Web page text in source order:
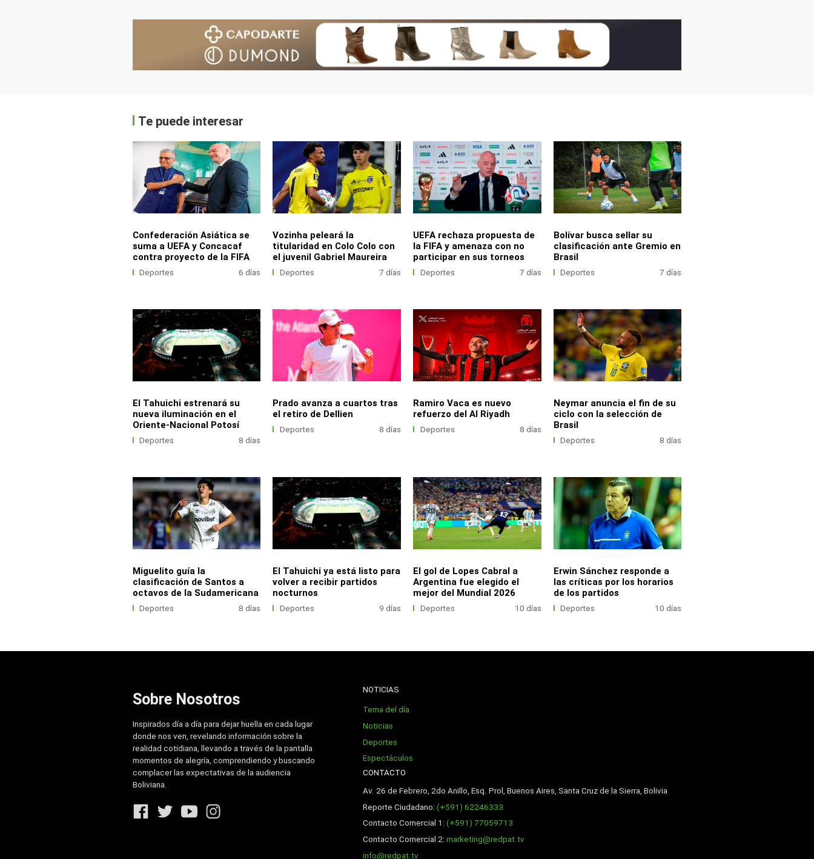
Te puede interesar
Confederación Asiática se
suma a UEFA y Concacaf
contra proyecto de la FIFA
Deportes 6 días
Vozinha peleará la
titularidad en Colo Colo con
el juvenil Gabriel Maureira
Deportes 7 días
UEFA rechaza propuesta de
la FIFA y amenaza con no
participar en sus torneos
Deportes 7 días
Bolívar busca sellar su
clasificación ante Gremio en
Brasil
Deportes 7 días
El Tahuichi estrenará su
nueva iluminación en el
Oriente-Nacional Potosí
Deportes 8 días
Prado avanza a cuartos tras
el retiro de Dellien
Deportes 8 días
Ramiro Vaca es nuevo
refuerzo del Al Riyadh
Deportes 8 días
Neymar anuncia el fin de su
ciclo con la selección de
Brasil
Deportes 8 días
Miguelito guía la
clasificación de Santos a
octavos de la Sudamericana
Deportes 8 días
El Tahuichi ya está listo para
volver a recibir partidos
nocturnos
Deportes 9 días
El gol de Lopes Cabral a
Argentina fue elegido el
mejor del Mundial 2026
Deportes 10 días
Erwin Sánchez responde a
las críticas por los horarios
de los partidos
Deportes 10 días
Sobre Nosotros
Inspirados día a día para dejar huella en cada lugar
donde nos ven, revelando información sobre la
realidad cotidiana, llevando a través de la pantalla
momentos de alegría, comprendiendo y buscando
complacer las expectativas de la audiencia
Boliviana.
NOTICIAS
Tema del día
Noticias
Deportes
Espectáculos
CONTACTO
Av. 26 de Febrero, 2do Anillo, Esq. Prol, Buenos Aires, Santa Cruz de la Sierra, Bolivia
Reporte Ciudadano:(+591) 62246333
Contacto Comercial 1:(+591) 77059713
Contacto Comercial 2:marketing@redpat.tv
info@redpat.tv